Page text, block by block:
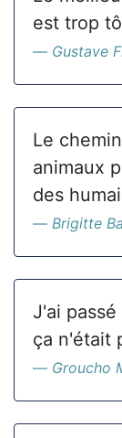
est trop
Gustave
Le
animaux
des
Brigitte
J'ai
ça n'était
Groucho